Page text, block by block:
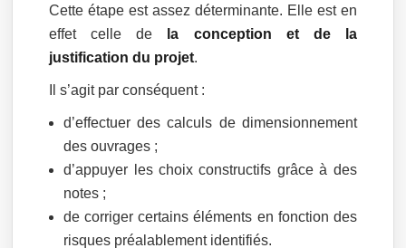
Cette étape est assez déterminante. Elle est en
effet celle de
la conception et de la
justification du projet.
Il s’agit par conséquent :
d’effectuer des calculs de dimensionnement
des ouvrages ;
d’appuyer les choix constructifs grâce à des
notes ;
de corriger certains éléments en fonction des
risques préalablement identifiés.